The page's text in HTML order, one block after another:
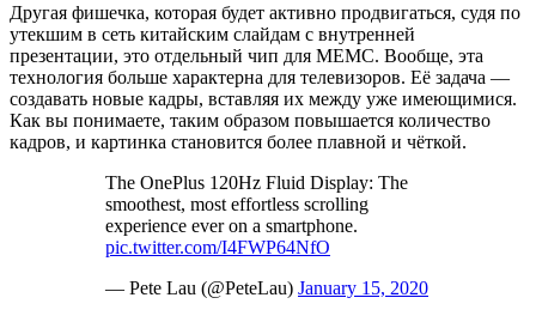
Другая фишечка, которая будет активно продвигаться, судя по
утекшим в сеть китайским слайдам с внутренней
презентации, это отдельный чип для MEMC. Вообще, эта
технология больше характерна для телевизоров. Её задача —
создавать новые кадры, вставляя их между уже имеющимися.
Как вы понимаете, таким образом повышается количество
кадров, и картинка становится более плавной и чёткой.
The OnePlus 120Hz Fluid Display: The
smoothest, most effortless scrolling
experience ever on a smartphone.
pic.twitter.com/I4FWP64NfO
— Pete Lau (@PeteLau) January 15, 2020